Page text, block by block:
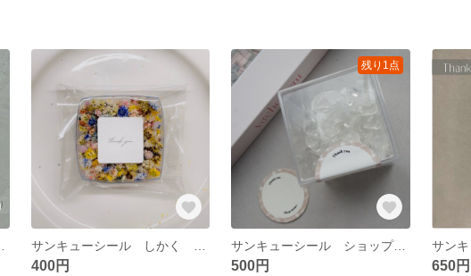
400円
残り1点
サンキューシール ショップ名入り セミオーダー
500円 650円